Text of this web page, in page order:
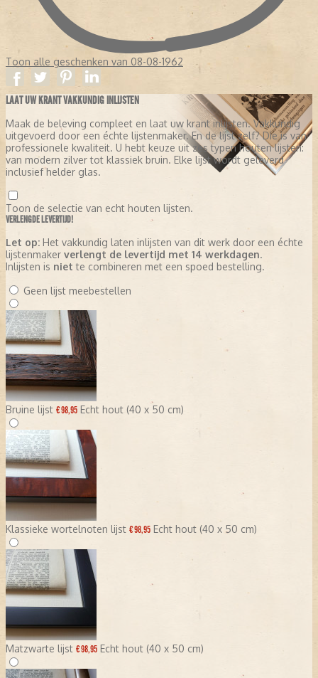
Toon alle geschenken van 08-08-1962
LAAT UW KRANT VAKKUNDIG INLIJSTEN
Maak de beleving compleet en laat uw krant inlijsten. Vakkundig
uitgevoerd door een échte lijstenmaker. En de lijst zelf? Die is van
professionele kwaliteit. U hebt keuze uit zes typen houten lijsten:
van modern zilver tot klassiek bruin. Elke lijst wordt geleverd
inclusief helder glas.
Toon de selectie van echt houten lijsten.
VERLENGDE LEVERTIJD!
Let op: Het vakkundig laten inlijsten van dit werk door een échte
lijstenmaker verlengt de levertijd met 14 werkdagen.
Inlijsten is niet te combineren met een spoed bestelling.
Geen lijst meebestellen
Bruine lijst € 98,95 Echt hout (40 x 50 cm)
Klassieke wortelnoten lijst € 98,95 Echt hout (40 x 50 cm)
Matzwarte lijst € 98,95 Echt hout (40 x 50 cm)